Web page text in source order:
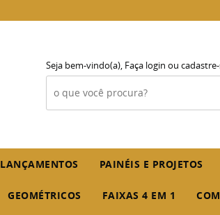
Seja bem-vindo(a), Faça login ou
LANÇAMENTOS PAINÉIS E PROJETOS
GEOMÉTRICOS FAIXAS 4 EM 1